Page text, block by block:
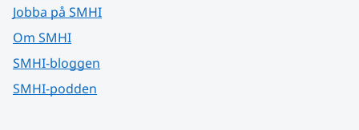
Jobba på SMHI
Om SMHI
SMHI-bloggen
SMHI-podden